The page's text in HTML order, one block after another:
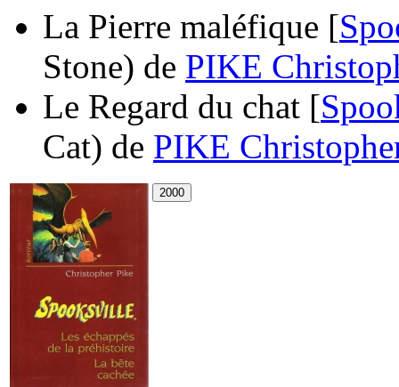
La Pierre maléfique [
Stone) de PIKE
Le Regard du chat [
Cat) de PIKE